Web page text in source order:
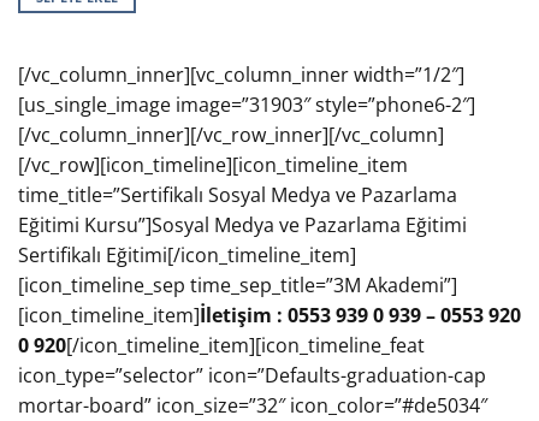
[/vc_column_inner][vc_column_inner width=”1/2″]
[us_single_image image=”31903″ style=”phone6-2″]
[/vc_column_inner][/vc_row_inner][/vc_column]
[/vc_row][icon_timeline][icon_timeline_item
time_title=”Sertifikalı Sosyal Medya ve Pazarlama
Eğitimi Kursu”]Sosyal Medya ve Pazarlama Eğitimi
Sertifikalı Eğitimi[/icon_timeline_item]
[icon_timeline_sep time_sep_title=”3M Akademi”]
[icon_timeline_item]İletişim : 0553 939 0 939 – 0553 920
0 920[/icon_timeline_item][icon_timeline_feat
icon_type=”selector” icon=”Defaults-graduation-cap
mortar-board” icon_size=”32″ icon_color=”#de5034″